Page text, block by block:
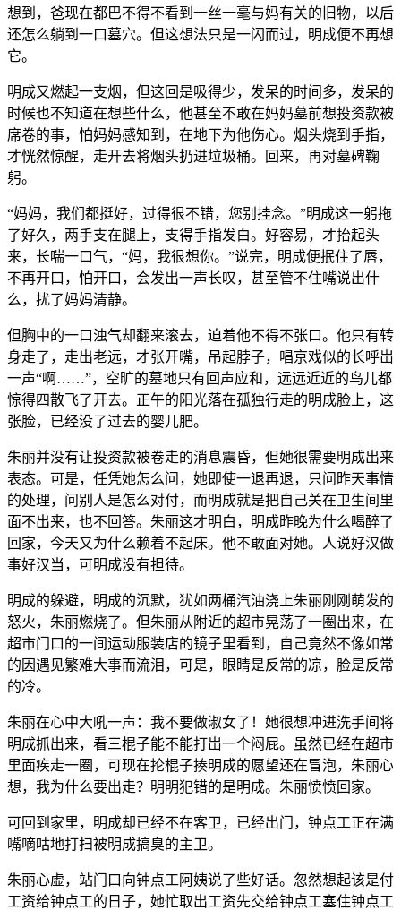
想到，爸现在都巴不得不看到一丝一毫与妈有关的旧物，以后
还怎么躺到一口墓穴。但这想法只是一闪而过，明成便不再想
它。
明成又燃起一支烟，但这回是吸得少，发呆的时间多，发呆的
时候也不知道在想些什么，他甚至不敢在妈妈墓前想投资款被
席卷的事，怕妈妈感知到，在地下为他伤心。烟头烧到手指，
才恍然惊醒，走开去将烟头扔进垃圾桶。回来，再对墓碑鞠
躬。
“妈妈，我们都挺好，过得很不错，您别挂念。”明成这一躬拖
了好久，两手支在腿上，支得手指发白。好容易，才抬起头
来，长喘一口气，“妈，我很想你。”说完，明成便抿住了唇，
不再开口，怕开口，会发出一声长叹，甚至管不住嘴说出什
么，扰了妈妈清静。
但胸中的一口浊气却翻来滚去，迫着他不得不张口。他只有转
身走了，走出老远，才张开嘴，吊起脖子，唱京戏似的长呼岀
一声“啊……”，空旷的墓地只有回声应和，远远近近的鸟儿都
惊得四散飞了开去。正午的阳光落在孤独行走的明成脸上，这
张脸，已经没了过去的婴儿肥。
朱丽并没有让投资款被卷走的消息震昏，但她很需要明成出来
表态。可是，任凭她怎么问，她即使一退再退，只问昨天事情
的处理，问别人是怎么对付，而明成就是把自己关在卫生间里
面不出来，也不回答。朱丽这才明白，明成昨晚为什么喝醉了
回家，今天又为什么赖着不起床。他不敢面对她。人说好汉做
事好汉当，可明成没有担待。
明成的躲避，明成的沉默，犹如两桶汽油浇上朱丽刚刚萌发的
怒火，朱丽燃烧了。但朱丽从附近的超市晃荡了一圈出来，在
超市门口的一间运动服装店的镜子里看到，自己竟然不像如常
的因遇见繁难大事而流泪，可是，眼睛是反常的凉，脸是反常
的冷。
朱丽在心中大吼一声：我不要做淑女了！她很想冲进洗手间将
明成抓出来，看三棍子能不能打岀一个闷屁。虽然已经在超市
里面疾走一圈，可现在抡棍子揍明成的愿望还在冒泡，朱丽心
想，我为什么要出走？明明犯错的是明成。朱丽愤愤回家。
可回到家里，明成却已经不在客卫，已经出门，钟点工正在满
嘴嘀咕地打扫被明成搞臭的主卫。
朱丽心虚，站门口向钟点工阿姨说了些好话。忽然想起该是付
工资给钟点工的日子，她忙取出工资先交给钟点工塞住钟点工